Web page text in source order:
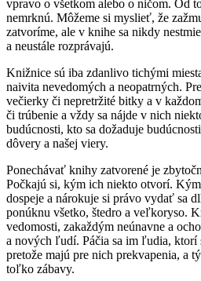
vpravo o všetkom alebo o ničom. Od
nemrknú. Môžeme si myslieť, že
zatvoríme, ale v knihe sa nikdy
a neustále rozprávajú.
Knižnice sú iba zdanlivo tichými
naivita nevedomých a neopatrných.
večierky či nepretržité bitky a v
či trúbenie a vždy sa nájde v nich
budúcnosti, kto sa dožaduje
dôvery a našej viery.
Ponechávať knihy zatvorené je
Počkajú si, kým ich niekto otvorí.
dospeje a nárokuje si právo vydať sa
ponúknu všetko, štedro a veľkoryso.
vedomosti, zakaždým neúnavne a
a nových ľudí. Páčia sa im ľudia, ktorí
pretože majú pre nich prekvapenia, a
toľko zábavy.